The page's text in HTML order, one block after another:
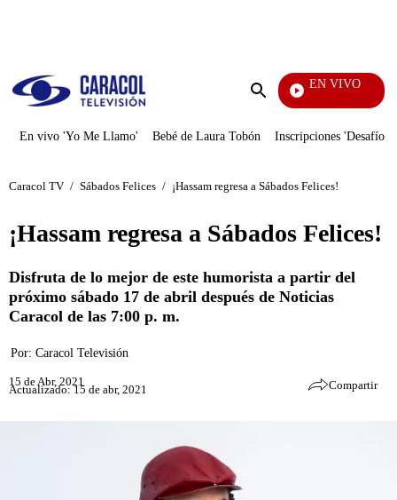
Enviar
EN VIVO
Yo Me Llamo
En vivo 'Yo Me Llamo' Bebé de Laura Tobón Inscripciones 'Desafío'
Caracol TV / Sábados Felices / ¡Hassam regresa a Sábados Felices!
¡Hassam regresa a Sábados Felices!
Disfruta de lo mejor de este humorista a partir del
próximo sábado 17 de abril después de Noticias
Caracol de las 7:00 p. m.
Por: Caracol Televisión
15 de Abr, 2021
Actualizado: 15 de abr, 2021 Compartir